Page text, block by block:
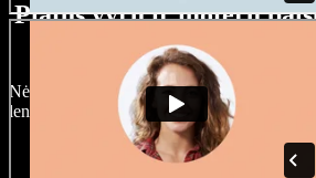
Platus vyrų ir moterų
su įvairiais
Nėra dviejų vienodų projektų. Rinkitės iš
lengvai juos prisitaikykite.